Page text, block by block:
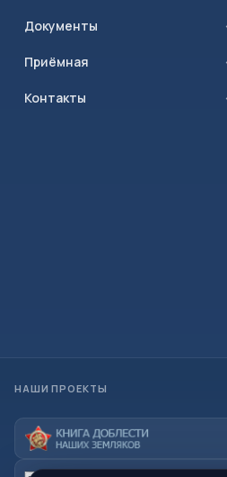
Документы
Приёмная
Контакты
НАШИ ПРОЕКТЫ